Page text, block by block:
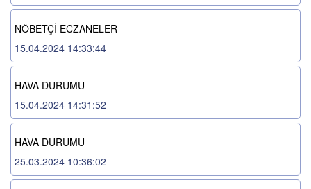
NÖBETÇİ ECZANELER
15.04.2024 14:33:44
HAVA DURUMU
15.04.2024 14:31:52
HAVA DURUMU
25.03.2024 10:36:02